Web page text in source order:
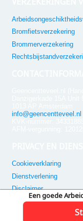
Een goede
Bromfietsverzekering
Brommerverzekering
info@geencentteveel.nl
Cookieverklaring
Dienstverlening
Disclaimer
Privacybeleid